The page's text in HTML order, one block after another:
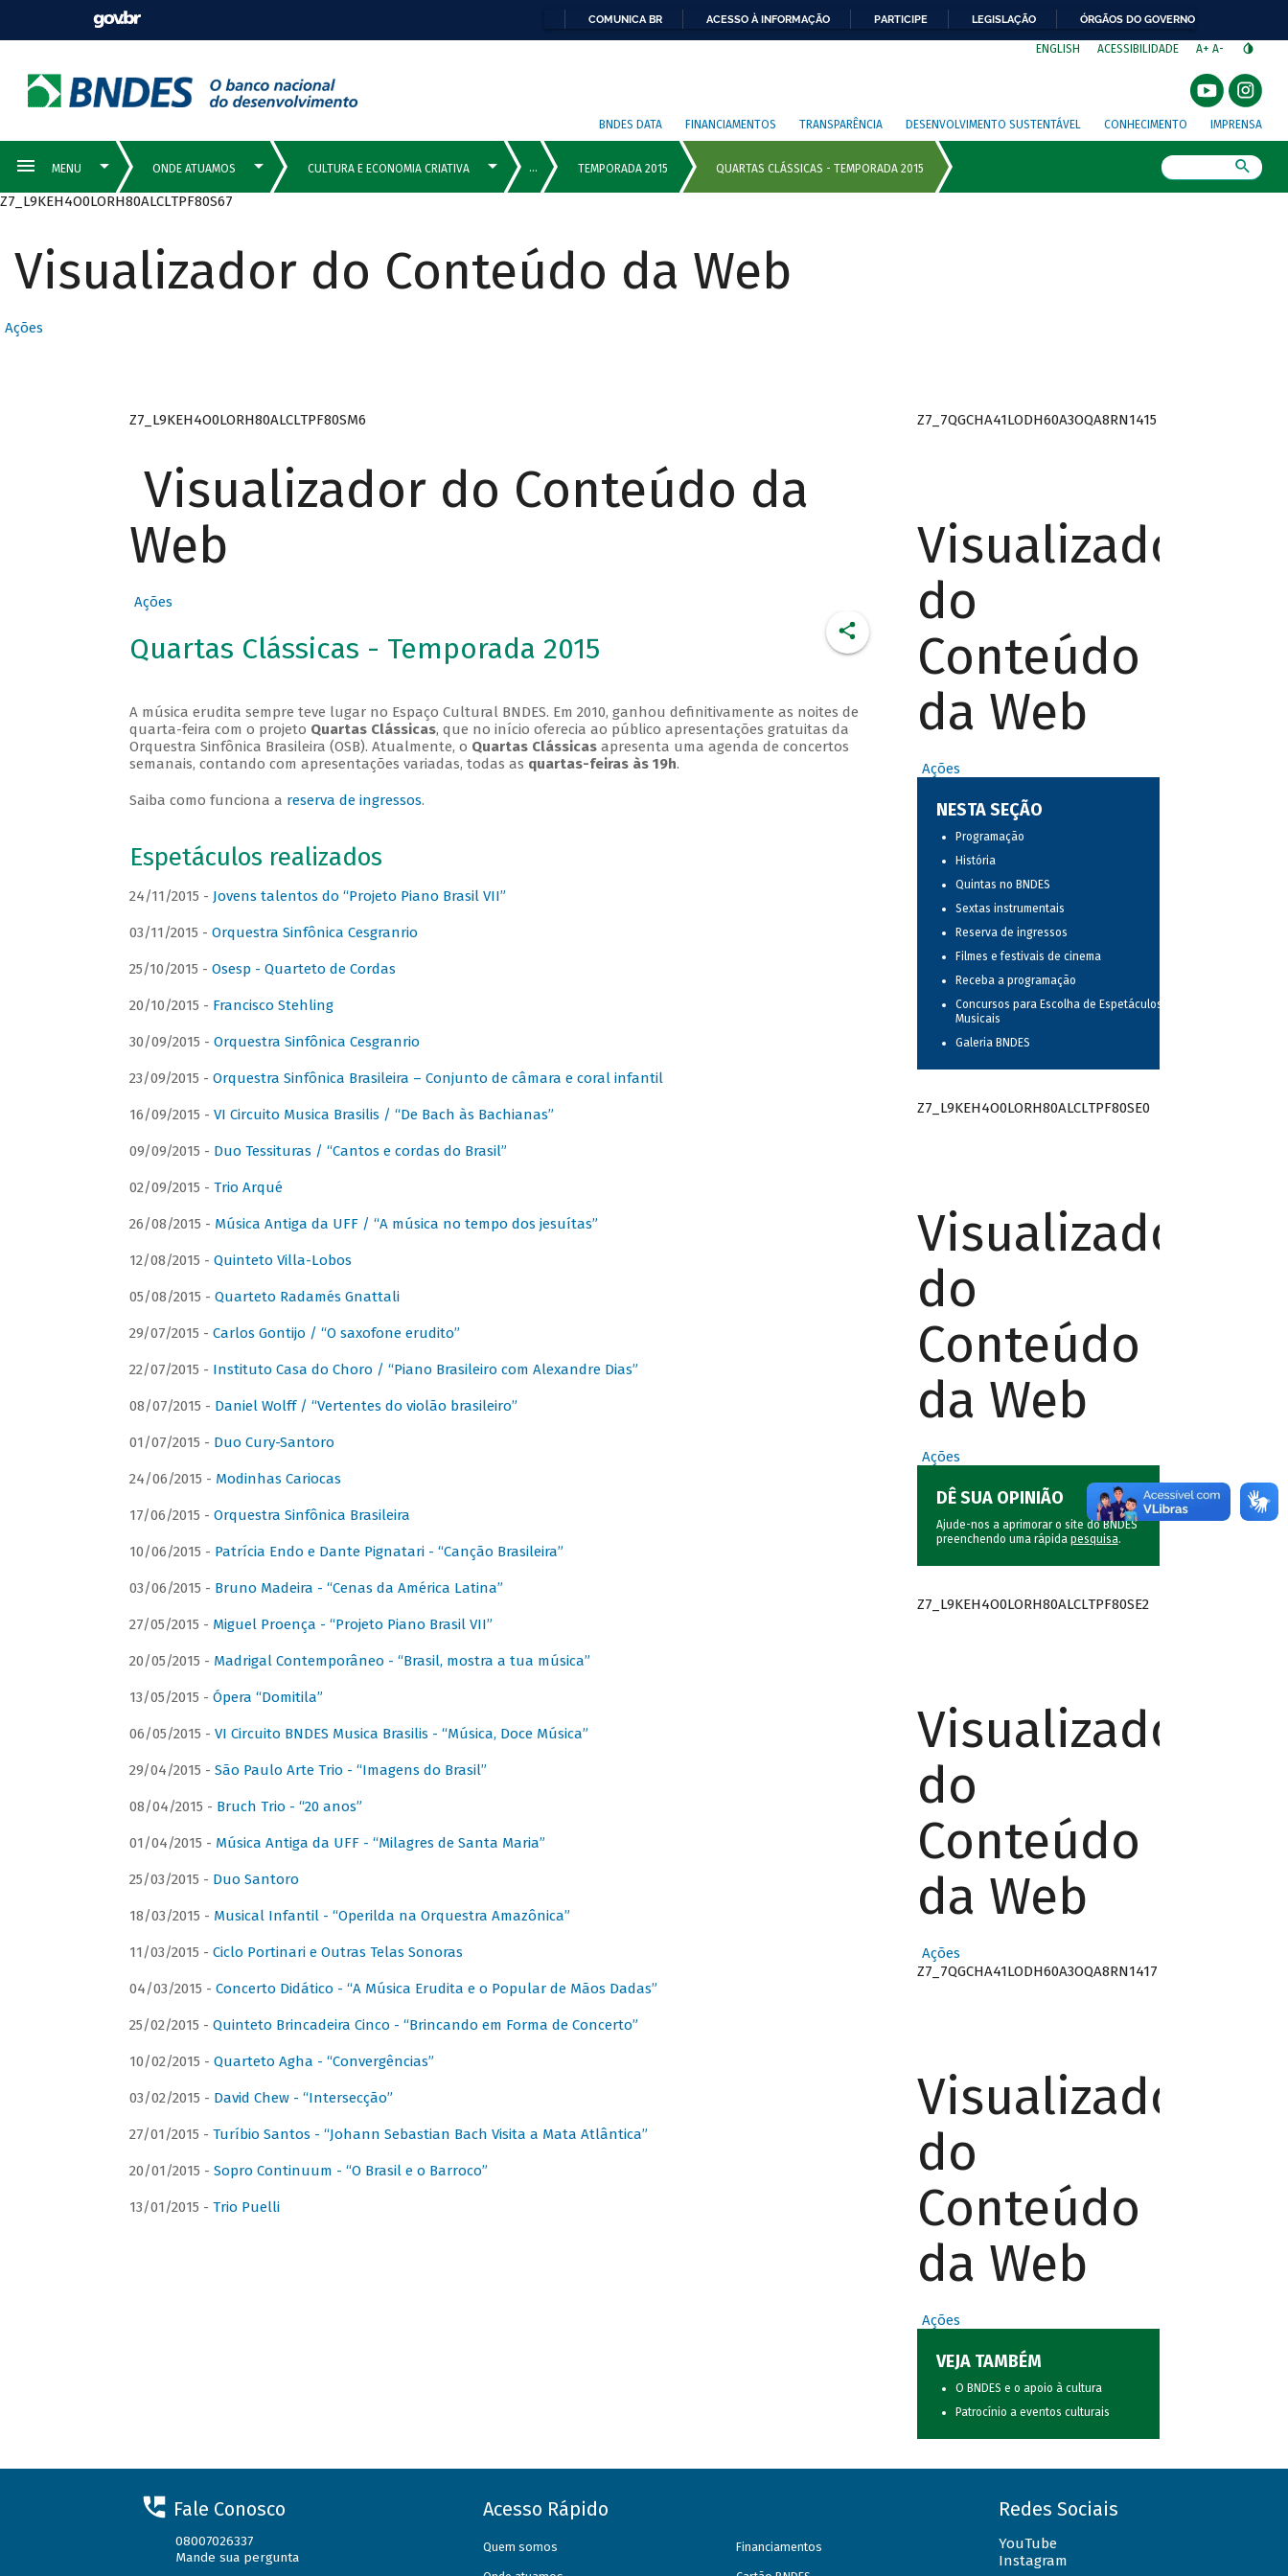
COMUNICA BR ACESSO À INFORMAÇÃO PARTICIPE LEGISLAÇÃO ÓRGÃOS DO GOVERNO
ENGLISH ACESSIBILIDADE A+ A-
BNDES DATA FINANCIAMENTOS TRANSPARÊNCIA DESENVOLVIMENTO SUSTENTÁVEL CONHECIMENTO IMPRENSA
Z7_L9KEH4O0LORH80ALCLTPF80S67
Visualizador do Conteúdo da Web
Ações
Z7_L9KEH4O0LORH80ALCLTPF80SM6
Visualizador do Conteúdo da
Web
Ações
Quartas Clássicas - Temporada 2015
A música erudita sempre teve lugar no Espaço Cultural BNDES. Em 2010, ganhou definitivamente as noites de
quarta-feira com o projeto Quartas Clássicas, que no início oferecia ao público apresentações gratuitas da
Orquestra Sinfônica Brasileira (OSB). Atualmente, o Quartas Clássicasapresenta uma agenda de concertos
semanais, contando com apresentações variadas, todas as quartas-feiras às 19h.
Saiba como funciona a reserva de ingressos.
Espetáculos realizados
24/11/2015 - Jovens talentos do “Projeto Piano Brasil VII”
03/11/2015 - Orquestra Sinfônica Cesgranrio
25/10/2015 - Osesp - Quarteto de Cordas
20/10/2015 - Francisco Stehling
30/09/2015 - Orquestra Sinfônica Cesgranrio
23/09/2015 - Orquestra Sinfônica Brasileira – Conjunto de câmara e coral infantil
16/09/2015 - VI Circuito Musica Brasilis / “De Bach às Bachianas”
09/09/2015 - Duo Tessituras / “Cantos e cordas do Brasil”
02/09/2015 - Trio Arqué
26/08/2015 - Música Antiga da UFF / “A música no tempo dos jesuítas”
12/08/2015 - Quinteto Villa-Lobos
05/08/2015 - Quarteto Radamés Gnattali
29/07/2015 - Carlos Gontijo / “O saxofone erudito”
22/07/2015 - Instituto Casa do Choro / “Piano Brasileiro com Alexandre Dias”
08/07/2015 - Daniel Wolff / “Vertentes do violão brasileiro”
01/07/2015 - Duo Cury-Santoro
24/06/2015 - Modinhas Cariocas
17/06/2015 - Orquestra Sinfônica Brasileira
10/06/2015 - Patrícia Endo e Dante Pignatari - “Canção Brasileira”
03/06/2015 - Bruno Madeira - “Cenas da América Latina”
27/05/2015 - Miguel Proença - “Projeto Piano Brasil VII”
20/05/2015 - Madrigal Contemporâneo - “Brasil, mostra a tua música”
13/05/2015 - Ópera “Domitila”
06/05/2015 - VI Circuito BNDES Musica Brasilis - “Música, Doce Música”
29/04/2015 - São Paulo Arte Trio - “Imagens do Brasil”
08/04/2015 - Bruch Trio - “20 anos”
01/04/2015 - Música Antiga da UFF - “Milagres de Santa Maria”
25/03/2015 - Duo Santoro
18/03/2015 - Musical Infantil - “Operilda na Orquestra Amazônica”
11/03/2015 - Ciclo Portinari e Outras Telas Sonoras
04/03/2015 - Concerto Didático - “A Música Erudita e o Popular de Mãos Dadas”
25/02/2015 - Quinteto Brincadeira Cinco - “Brincando em Forma de Concerto”
10/02/2015 - Quarteto Agha - “Convergências”
03/02/2015 - David Chew - “Intersecção”
27/01/2015 - Turíbio Santos - “Johann Sebastian Bach Visita a Mata Atlântica”
20/01/2015 - Sopro Continuum - “O Brasil e o Barroco”
13/01/2015 - Trio Puelli
Z7_7QGCHA41LODH60A3OQA8RN1415
Visualizador
do
Conteúdo
da Web
Ações
NESTA SEÇÃO
Programação
História
Quintas no BNDES
Sextas instrumentais
Reserva de ingressos
Filmes e festivais de cinema
Receba a programação
Concursos para Escolha de Espetáculos
Musicais
Galeria BNDES
Z7_L9KEH4O0LORH80ALCLTPF80SE0
Visualizador
do
Conteúdo
da Web
Ações
DÊ SUA OPINIÃO
Ajude-nos a aprimorar o site do BNDES
preenchendo uma rápida pesquisa.
Z7_L9KEH4O0LORH80ALCLTPF80SE2
Visualizador
do
Conteúdo
da Web
Ações
Z7_7QGCHA41LODH60A3OQA8RN1417
Visualizador
do
Conteúdo
da Web
Ações
VEJA TAMBÉM
O BNDES e o apoio à cultura
Patrocínio a eventos culturais
Fale Conosco
08007026337
Mande sua pergunta
Acesso Rápido
Quem somos Financiamentos
Redes Sociais
YouTube
Instagram